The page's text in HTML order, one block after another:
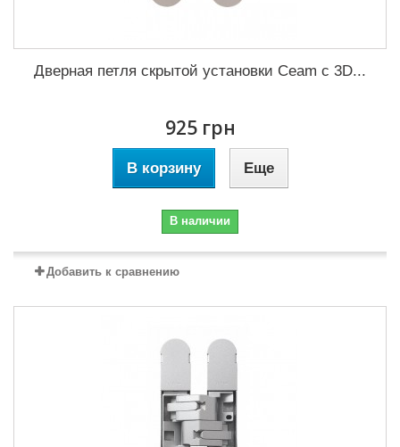
Дверная петля скрытой установки Ceam с 3D...
925 грн
В корзину Еще
В наличии
Добавить к сравнению